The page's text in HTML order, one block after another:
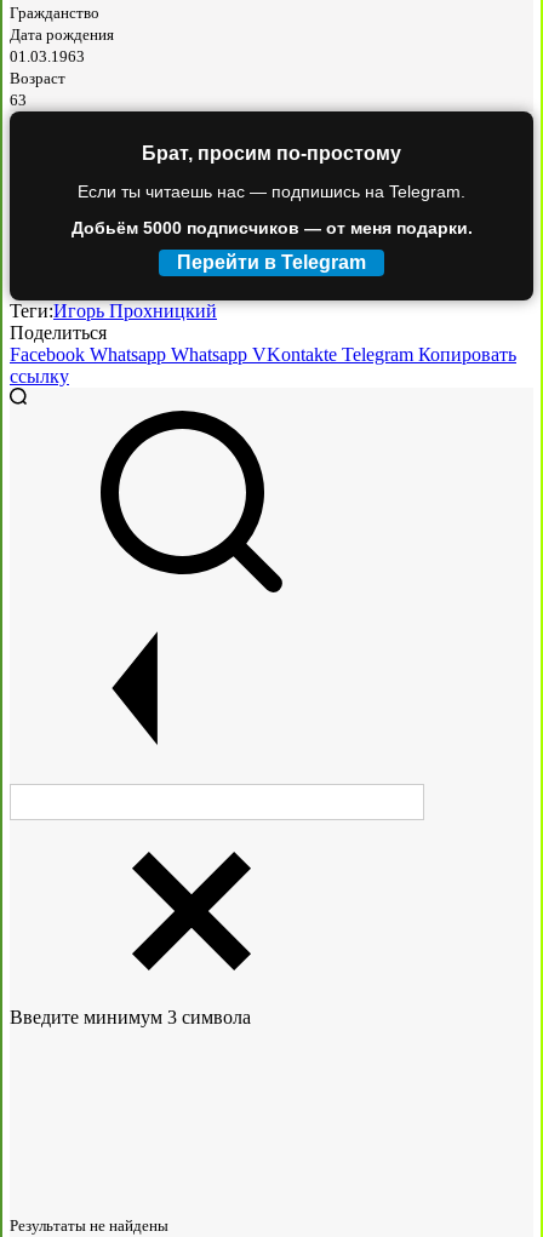
Гражданство
Дата рождения
01.03.1963
Возраст
63
Брат, просим по-простому
Если ты читаешь нас — подпишись на Telegram.
Добьём 5000 подписчиков — от меня подарки.
Перейти в Telegram
Теги:Игорь Прохницкий
Поделиться
Facebook Whatsapp Whatsapp VKontakte Telegram Копировать
ссылку
Введите минимум 3 символа
Результаты не найдены